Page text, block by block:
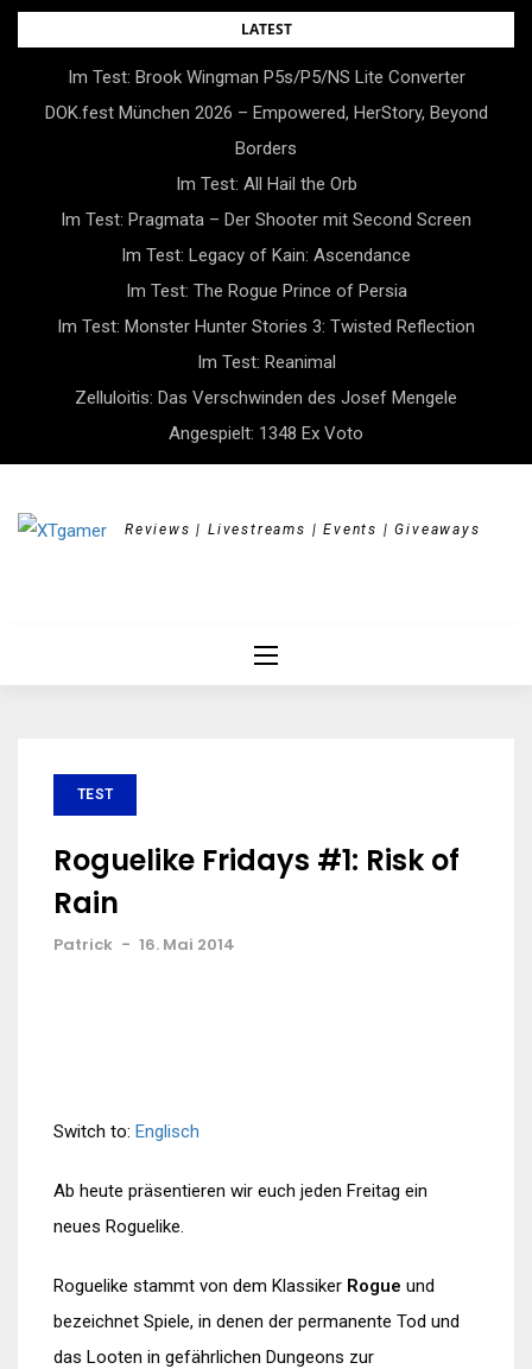
Skip
LATEST
Im Test: Brook Wingman P5s/P5/NS Lite Converter
DOK.fest München 2026 – Empowered, HerStory, Beyond
Borders
Im Test: All Hail the Orb
Im Test: Pragmata – Der Shooter mit Second Screen
Im Test: Legacy of Kain: Ascendance
Im Test: The Rogue Prince of Persia
Im Test: Monster Hunter Stories 3: Twisted Reflection
Im Test: Reanimal
Zelluloitis: Das Verschwinden des Josef Mengele
Angespielt: 1348 Ex Voto
Reviews | Livestreams | Events | Giveaways
TEST
Roguelike Fridays #1: Risk of
Rain
Patrick - 16. Mai 2014
Switch to: Englisch
Ab heute präsentieren wir euch jeden Freitag ein
neues Roguelike.
Roguelike stammt von dem Klassiker Rogue und
bezeichnet Spiele, in denen der permanente Tod und
das Looten in gefährlichen Dungeons zur